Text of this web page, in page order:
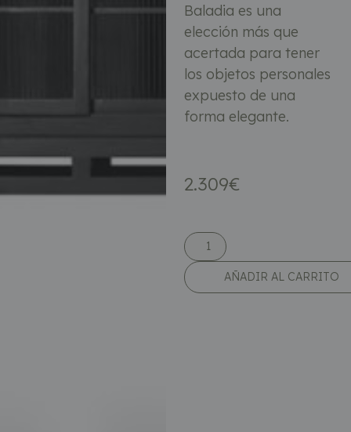
Baladia es una
elección más que
acertada para tener
los objetos personales
expuesto de una
forma elegante.
2.309€
AÑADIR AL CARRITO